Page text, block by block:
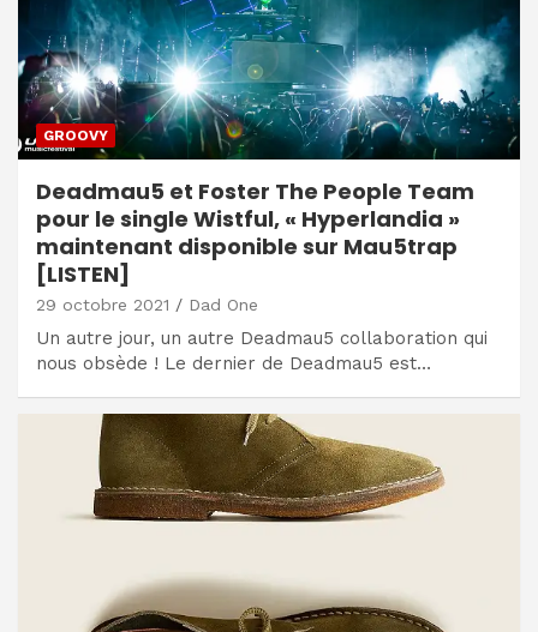
GROOVY
Deadmau5 et Foster The People Team
pour le single Wistful, « Hyperlandia »
maintenant disponible sur Mau5trap
[LISTEN]
29 octobre 2021 Dad One
Un autre jour, un autre Deadmau5 collaboration qui
nous obsède ! Le dernier de Deadmau5 est…